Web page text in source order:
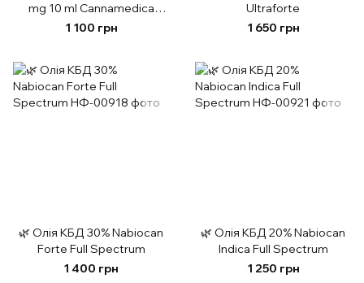
mg 10 ml Cannamedica
Польща
1 100 грн
Ultraforte
1 650 грн
🌿 Олія КБД 30% Nabiocan
Forte Full Spectrum
1 400 грн
🌿 Олія КБД 20% Nabiocan
Indica Full Spectrum
1 250 грн